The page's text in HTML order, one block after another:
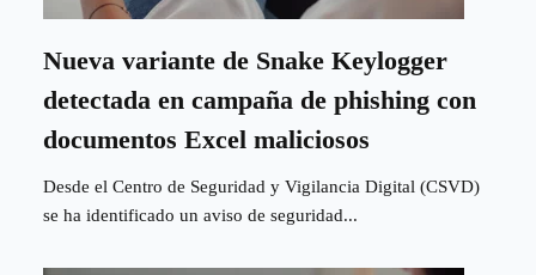
Nueva variante de Snake Keylogger
detectada en campaña de phishing con
documentos Excel maliciosos
Desde el Centro de Seguridad y Vigilancia Digital (CSVD)
se ha identificado un aviso de seguridad...